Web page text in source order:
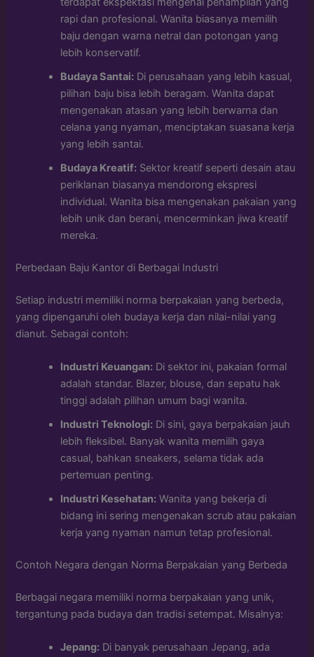
rapi dan profesional. Wanita biasanya memilih
baju dengan warna netral dan potongan yang
lebih konservatif.
Budaya Santai: Di perusahaan yang lebih kasual,
pilihan baju bisa lebih beragam. Wanita dapat
mengenakan atasan yang lebih berwarna dan
celana yang nyaman, menciptakan suasana kerja
yang lebih santai.
Budaya Kreatif: Sektor kreatif seperti desain atau
periklanan biasanya mendorong ekspresi
individual. Wanita bisa mengenakan pakaian yang
lebih unik dan berani, mencerminkan jiwa kreatif
mereka.
Perbedaan Baju Kantor di Berbagai Industri
Setiap industri memiliki norma berpakaian yang berbeda,
yang dipengaruhi oleh budaya kerja dan nilai-nilai yang
dianut. Sebagai contoh:
Industri Keuangan: Di sektor ini, pakaian formal
adalah standar. Blazer, blouse, dan sepatu hak
tinggi adalah pilihan umum bagi wanita.
Industri Teknologi: Di sini, gaya berpakaian jauh
lebih fleksibel. Banyak wanita memilih gaya
casual, bahkan sneakers, selama tidak ada
pertemuan penting.
Industri Kesehatan: Wanita yang bekerja di
bidang ini sering mengenakan scrub atau pakaian
kerja yang nyaman namun tetap profesional.
Contoh Negara dengan Norma Berpakaian yang Berbeda
Berbagai negara memiliki norma berpakaian yang unik,
tergantung pada budaya dan tradisi setempat. Misalnya:
Jepang: Di banyak perusahaan Jepang, ada